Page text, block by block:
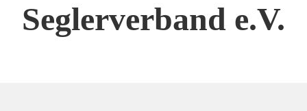
Seglerverband e.V.